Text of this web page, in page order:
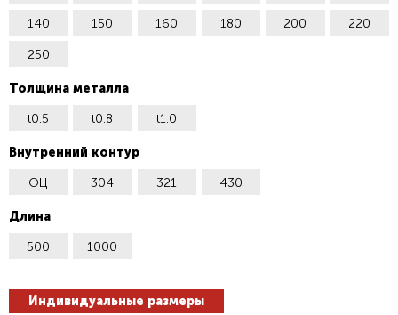
140 150 160 180 200 220
250
Толщина металла
t0.5
t0.8 t1.0
Внутренний контур
ОЦ
304 321 430
Длина
500
1000
Индивидуальные размеры